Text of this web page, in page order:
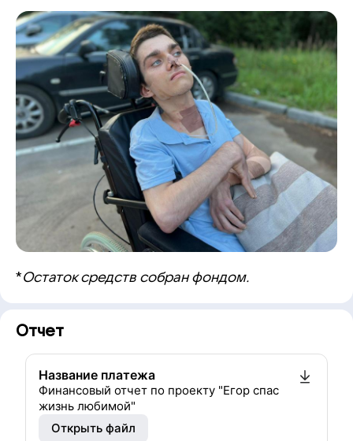
*Остаток средств собран фондом.
Отчет
Название платежа
Финансовый отчет по проекту "Егор спас
жизнь любимой"
Открыть файл